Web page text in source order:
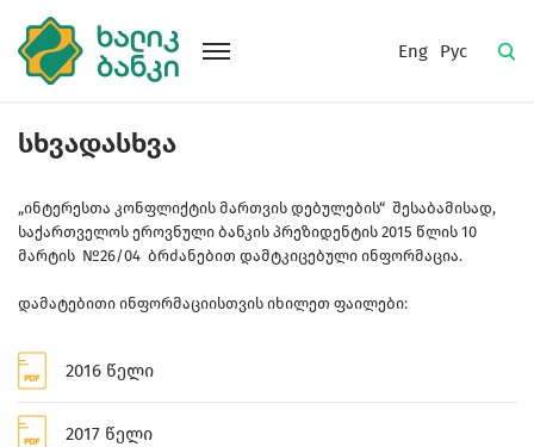
Eng Рус
სხვადასხვა
„ინტერესთა კონფლიქტის მართვის დებულების“ შესაბამისად,
საქართველოს ეროვნული ბანკის პრეზიდენტის 2015 წლის 10
მარტის №26/04 ბრძანებით დამტკიცებული ინფორმაცია.
დამატებითი ინფორმაციისთვის იხილეთ ფაილები:
2016 წელი
2017 წელი